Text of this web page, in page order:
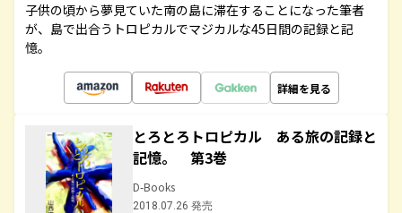
子供の頃から夢見ていた南の島に滞在することになった筆者
が、島で出合うトロピカルでマジカルな45日間の記録と記
憶。
詳細を見る
とろとろトロピカル ある旅の記録と
記憶。 第3巻
D-Books
2018.07.26 発売